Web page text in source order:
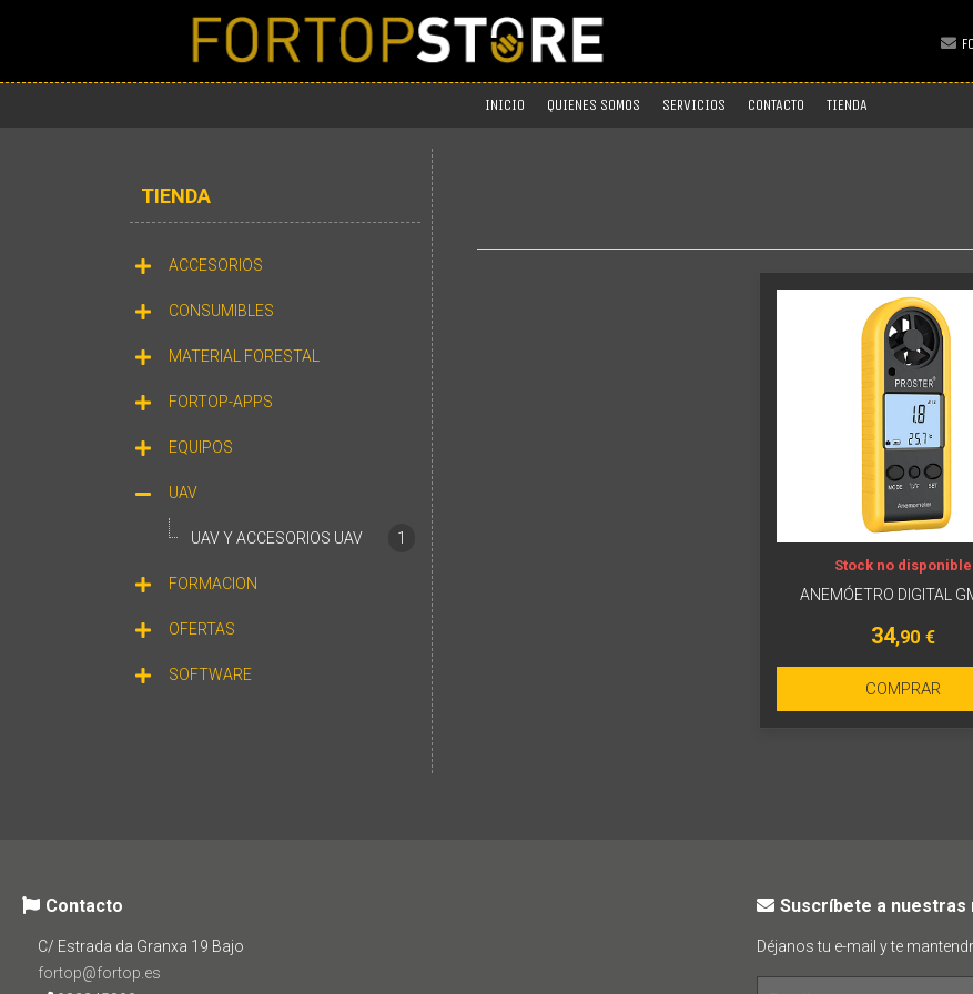
INICIO QUIENES SOMOS SERVICIOS CONTACTO TIENDA
TIENDA
ACCESORIOS
CONSUMIBLES
MATERIAL FORESTAL
FORTOP-APPS
EQUIPOS
UAV
UAV Y ACCESORIOS UAV 1
FORMACION
OFERTAS
SOFTWARE
ANEMÓETRO DIGITAL
34,90 €
Stock no disponible
COMPRAR
Contacto
C/ Estrada da Granxa 19 Bajo
fortop@fortop.es
Suscríbete a nuestras
Déjanos tu e-mail y te